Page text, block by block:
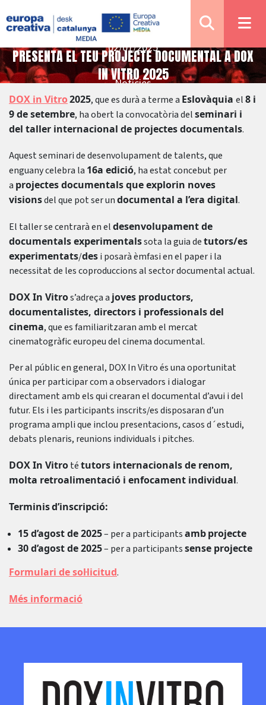
Notícies
PRESENTA EL TEU PROJECTE DOCUMENTAL A DOX
IN VITRO 2025
02/07/2025
DOX in Vitro2025, que es durà a terme a Eslovàquia el8 i
9 de setembre, ha obert la convocatòria delseminari i
del taller internacional de projectes documentals.
Aquest seminari de desenvolupament de talents, que
enguany celebra la 16a edició, ha estat concebut per
a projectes documentals que explorin noves
visionsdel que pot ser undocumental a l’era digital.
El taller se centrarà en eldesenvolupament de
documentals experimentalssota la guia detutors/es
experimentats/desi posarà èmfasi en el paper i la
necessitat de les coproduccions al sector documental actual.
DOX In Vitros’adreça a joves productors,
documentalistes, directors i professionals del
cinema, que es familiaritzaran amb el mercat
cinematogràfic europeu del cinema documental.
Per al públic en general, DOX In Vitro és una oportunitat
única per participar com a observadors i dialogar
directament amb els qui crearan el documental d’avui i del
futur. Els i les participants inscrits/es disposaran d’un
programa ampli que inclou presentacions, casos d´estudi,
debats plenaris, reunions individuals i pitches.
DOX In Vitrotétutors internacionals de renom,
molta retroalimentació i enfocament individual.
Terminisd’inscripció:
15 d’agost de 2025– per a participantsambprojecte
30 d’agost de 2025– per a participantssense projecte
Formulari de sol·licitud.
Més informació